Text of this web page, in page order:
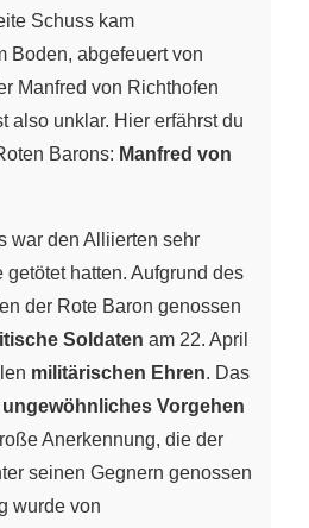
Schuss kam
Boden, abgefeuert von
Manfred von Richthofen
also unklar. Hier erfährst du
Barons: Manfred von
war den Alliierten sehr
hatten. Aufgrund des
der Rote Baron genossen
Soldaten am 22. April
militärischen Ehren. Das
ungewöhnliches Vorgehen
Anerkennung, die der
seinen Gegnern genossen
wurde von